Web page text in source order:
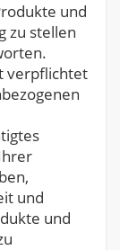
und
zu stellen
verpflichtet
und
und